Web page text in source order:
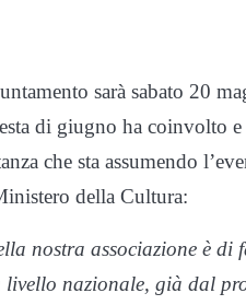
sarà sabato 20
di giugno ha coinvolto
che sta assumendo
della Cultura:
nostra associazione è di
nazionale, già dal